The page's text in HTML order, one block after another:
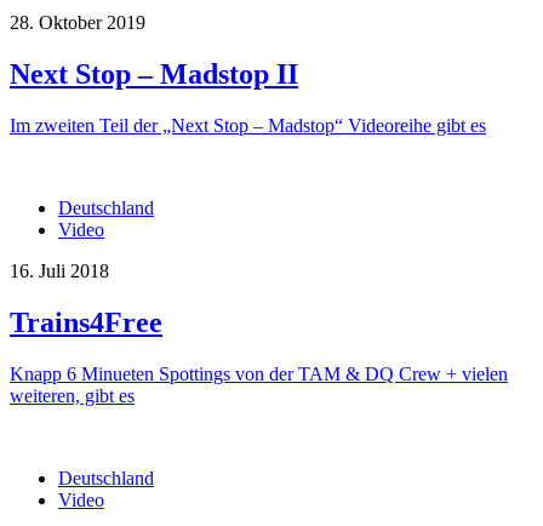
28. Oktober 2019
Next Stop – Madstop II
Im zweiten Teil der „Next Stop – Madstop“ Videoreihe gibt es
Deutschland
Video
16. Juli 2018
Trains4Free
Knapp 6 Minueten Spottings von der TAM & DQ Crew + vielen
weiteren, gibt es
Deutschland
Video